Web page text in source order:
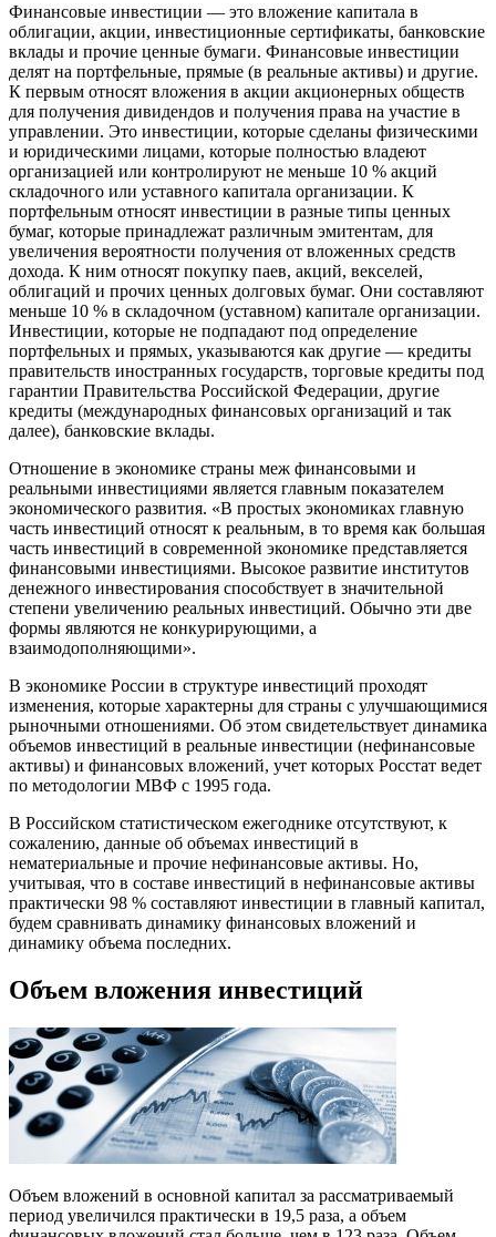
Финансовые инвестиции — это вложение капитала в
облигации, акции, инвестиционные сертификаты, банковские
вклады и прочие ценные бумаги. Финансовые инвестиции
делят на портфельные, прямые (в реальные активы) и другие.
К первым относят вложения в акции акционерных обществ
для получения дивидендов и получения права на участие в
управлении. Это инвестиции, которые сделаны физическими
и юридическими лицами, которые полностью владеют
организацией или контролируют не меньше 10 % акций
складочного или уставного капитала организации. К
портфельным относят инвестиции в разные типы ценных
бумаг, которые принадлежат различным эмитентам, для
увеличения вероятности получения от вложенных средств
дохода. К ним относят покупку паев, акций, векселей,
облигаций и прочих ценных долговых бумаг. Они составляют
меньше 10 % в складочном (уставном) капитале организации.
Инвестиции, которые не подпадают под определение
портфельных и прямых, указываются как другие — кредиты
правительств иностранных государств, торговые кредиты под
гарантии Правительства Российской Федерации, другие
кредиты (международных финансовых организаций и так
далее), банковские вклады.
Отношение в экономике страны меж финансовыми и
реальными инвестициями является главным показателем
экономического развития. «В простых экономиках главную
часть инвестиций относят к реальным, в то время как большая
часть инвестиций в современной экономике представляется
финансовыми инвестициями. Высокое развитие институтов
денежного инвестирования способствует в значительной
степени увеличению реальных инвестиций. Обычно эти две
формы являются не конкурирующими, а
взаимодополняющими».
В экономике России в структуре инвестиций проходят
изменения, которые характерны для страны с улучшающимися
рыночными отношениями. Об этом свидетельствует динамика
объемов инвестиций в реальные инвестиции (нефинансовые
активы) и финансовых вложений, учет которых Росстат ведет
по методологии МВФ с 1995 года.
В Российском статистическом ежегоднике отсутствуют, к
сожалению, данные об объемах инвестиций в
нематериальные и прочие нефинансовые активы. Но,
учитывая, что в составе инвестиций в нефинансовые активы
практически 98 % составляют инвестиции в главный капитал,
будем сравнивать динамику финансовых вложений и
динамику объема последних.
Объем вложения инвестиций
Объем вложений в основной капитал за рассматриваемый
период увеличился практически в 19,5 раза, а объем